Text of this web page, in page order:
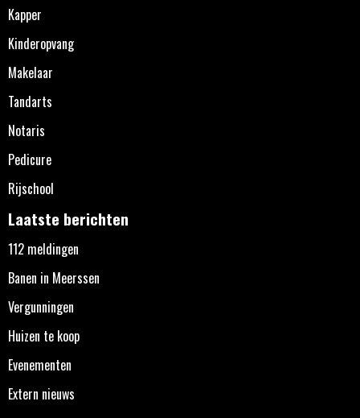
Kapper
Kinderopvang
Makelaar
Tandarts
Notaris
Pedicure
Rijschool
Laatste berichten
112 meldingen
Banen in Meerssen
Vergunningen
Huizen te koop
Evenementen
Extern nieuws